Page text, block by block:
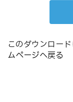
このダウンロー
ムページへ戻る